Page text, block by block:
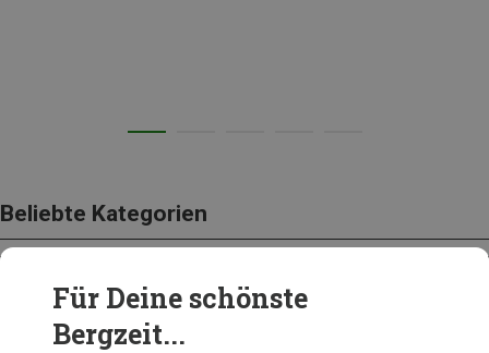
Beliebte Kategorien
BEKLEIDUNG
Für Deine schönste
Bergzeit...